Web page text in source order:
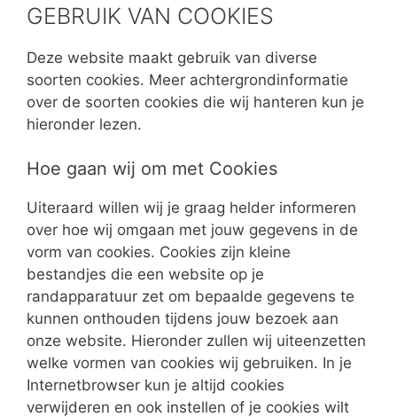
GEBRUIK VAN COOKIES
Deze website maakt gebruik van diverse
soorten cookies. Meer achtergrondinformatie
over de soorten cookies die wij hanteren kun je
hieronder lezen.
Hoe gaan wij om met Cookies
Uiteraard willen wij je graag helder informeren
over hoe wij omgaan met jouw gegevens in de
vorm van cookies. Cookies zijn kleine
bestandjes die een website op je
randapparatuur zet om bepaalde gegevens te
kunnen onthouden tijdens jouw bezoek aan
onze website. Hieronder zullen wij uiteenzetten
welke vormen van cookies wij gebruiken. In je
Internetbrowser kun je altijd cookies
verwijderen en ook instellen of je cookies wilt